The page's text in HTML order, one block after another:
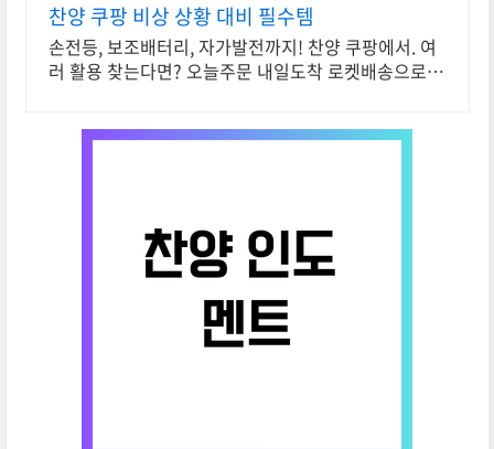
찬양 쿠팡 비상 상황 대비 필수템
손전등, 보조배터리, 자가발전까지! 찬양 쿠팡에서. 여
러 활용 찾는다면? 오늘주문 내일도착 로켓배송으로